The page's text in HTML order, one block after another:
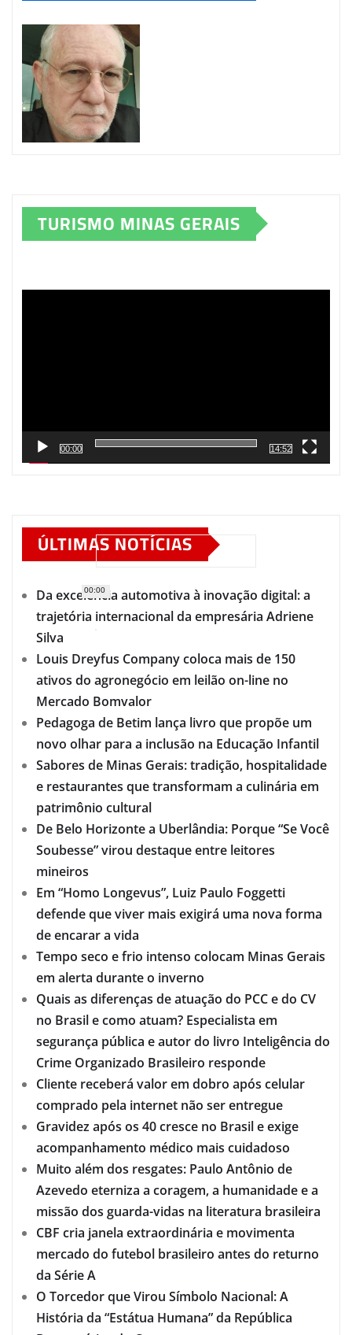
TURISMO MINAS GERAIS
00:00
00:00
14:52
ÚLTIMAS NOTÍCIAS
Da excelência automotiva à inovação digital: a
trajetória internacional da empresária Adriene
Silva
Louis Dreyfus Company coloca mais de 150
ativos do agronegócio em leilão on-line no
Mercado Bomvalor
Pedagoga de Betim lança livro que propõe um
novo olhar para a inclusão na Educação Infantil
Sabores de Minas Gerais: tradição, hospitalidade
e restaurantes que transformam a culinária em
patrimônio cultural
De Belo Horizonte a Uberlândia: Porque “Se Você
Soubesse” virou destaque entre leitores
mineiros
Em “Homo Longevus”, Luiz Paulo Foggetti
defende que viver mais exigirá uma nova forma
de encarar a vida
Tempo seco e frio intenso colocam Minas Gerais
em alerta durante o inverno
Quais as diferenças de atuação do PCC e do CV
no Brasil e como atuam? Especialista em
segurança pública e autor do livro Inteligência do
Crime Organizado Brasileiro responde
Cliente receberá valor em dobro após celular
comprado pela internet não ser entregue
Gravidez após os 40 cresce no Brasil e exige
acompanhamento médico mais cuidadoso
Muito além dos resgates: Paulo Antônio de
Azevedo eterniza a coragem, a humanidade e a
missão dos guarda-vidas na literatura brasileira
CBF cria janela extraordinária e movimenta
mercado do futebol brasileiro antes do returno
da Série A
O Torcedor que Virou Símbolo Nacional: A
História da “Estátua Humana” da República